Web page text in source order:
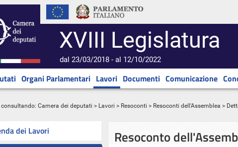
XVIII Legislatura
dal 23/03/2018 - al 12/10/2022
Organi Parlamentari Lavori Documenti Comunicazione
consultando: Camera dei deputati > Lavori > Resoconti > Resoconti dell'Assemblea >
dei Lavori
Resoconto